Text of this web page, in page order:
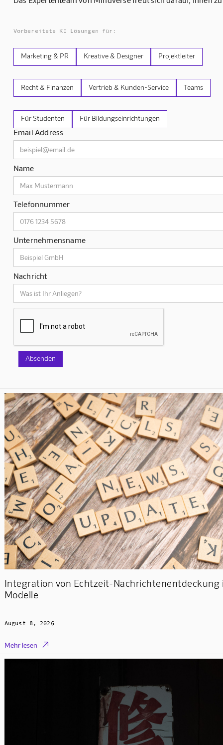
Vorbereitete KI Lösungen für:
Marketing & PR Kreative & Designer Projektleiter
Recht & Finanzen Vertrieb & Kunden-Service Teams
Für Studenten Für Bildungseinrichtungen
Email Address
Name
Telefonnummer
Unternehmensname
Nachricht
Integration von Echtzeit-Nachrichtenentdeckung
Modelle
August 8, 2026
Mehr lesen 